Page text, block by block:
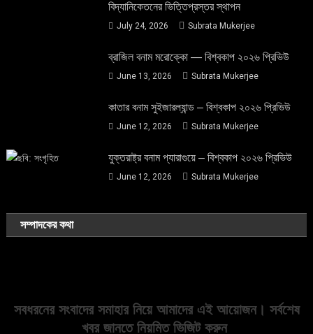
বিদ্যানিকেতনের ভিত্তিপ্রস্তর স্থাপন
July 24, 2026 Subrata Mukerjee
ব্রাজিল বনাম মরোক্কো — বিশ্বকাপ ২০২৬ প্রিভিউ
June 13, 2026 Subrata Mukerjee
কাতার বনাম সুইজারল্যান্ড – বিশ্বকাপ ২০২৬ প্রিভিউ
June 12, 2026 Subrata Mukerjee
যুক্তরাষ্ট্র বনাম প্যারাগুয়ে – বিশ্বকাপ ২০২৬ প্রিভিউ
June 12, 2026 Subrata Mukerjee
সম্পাদকের কথা
সবধরনের সংবাদের সমাহার নিয়ে আমাদের এই আয়োজন। সর্বশেষ
খবর জানতে নিয়মিত ভিজিট করুন